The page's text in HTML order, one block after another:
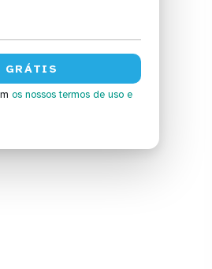
os nossos termos de uso e